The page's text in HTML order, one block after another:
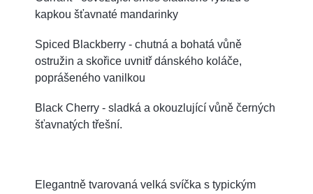
kapkou šťavnaté mandarinky
Spiced Blackberry - chutná a bohatá vůně
ostružin a skořice uvnitř dánského koláče,
poprášeného vanilkou
Black Cherry - sladká a okouzlující vůně černých
šťavnatých třešní.
Elegantně tvarovaná velká svíčka s typickým